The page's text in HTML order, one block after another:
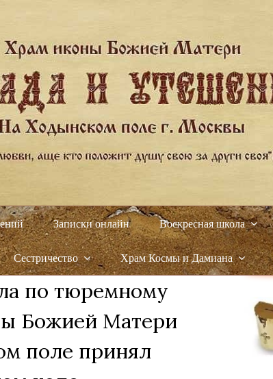
Записки онлайн Воскресная школа
Сестричество Храм Космы и Дамиана
по тюремному
Божией Матери
поле принял